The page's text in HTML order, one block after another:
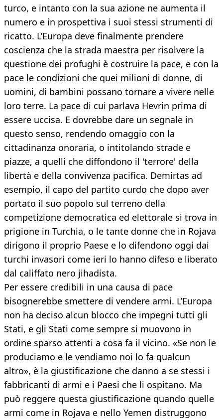
turco, e intanto con la sua azione ne aumenta il
numero e in prospettiva i suoi stessi strumenti di
ricatto. L’Europa deve finalmente prendere
coscienza che la strada maestra per risolvere la
questione dei profughi è costruire la pace, e con la
pace le condizioni che quei milioni di donne, di
uomini, di bambini possano tornare a vivere nelle
loro terre. La pace di cui parlava Hevrin prima di
essere uccisa. E dovrebbe dare un segnale in
questo senso, rendendo omaggio con la
cittadinanza onoraria, o intitolando strade e
piazze, a quelli che diffondono il 'terrore' della
libertà e della convivenza pacifica. Demirtas ad
esempio, il capo del partito curdo che dopo aver
portato il suo popolo sul terreno della
competizione democratica ed elettorale si trova in
prigione in Turchia, o le tante donne che in Rojava
dirigono il proprio Paese e lo difendono oggi dai
turchi invasori come ieri lo hanno difeso e liberato
dal califfato nero jihadista.
Per essere credibili in una causa di pace
bisognerebbe smettere di vendere armi. L’Europa
non ha deciso alcun blocco che impegni tutti gli
Stati, e gli Stati come sempre si muovono in
ordine sparso attenti a cosa fa il vicino. «Se non le
produciamo e le vendiamo noi lo fa qualcun
altro», è la giustificazione che danno a se stessi i
fabbricanti di armi e i Paesi che li ospitano. Ma
può reggere questa giustificazione quando quelle
armi come in Rojava e nello Yemen distruggono